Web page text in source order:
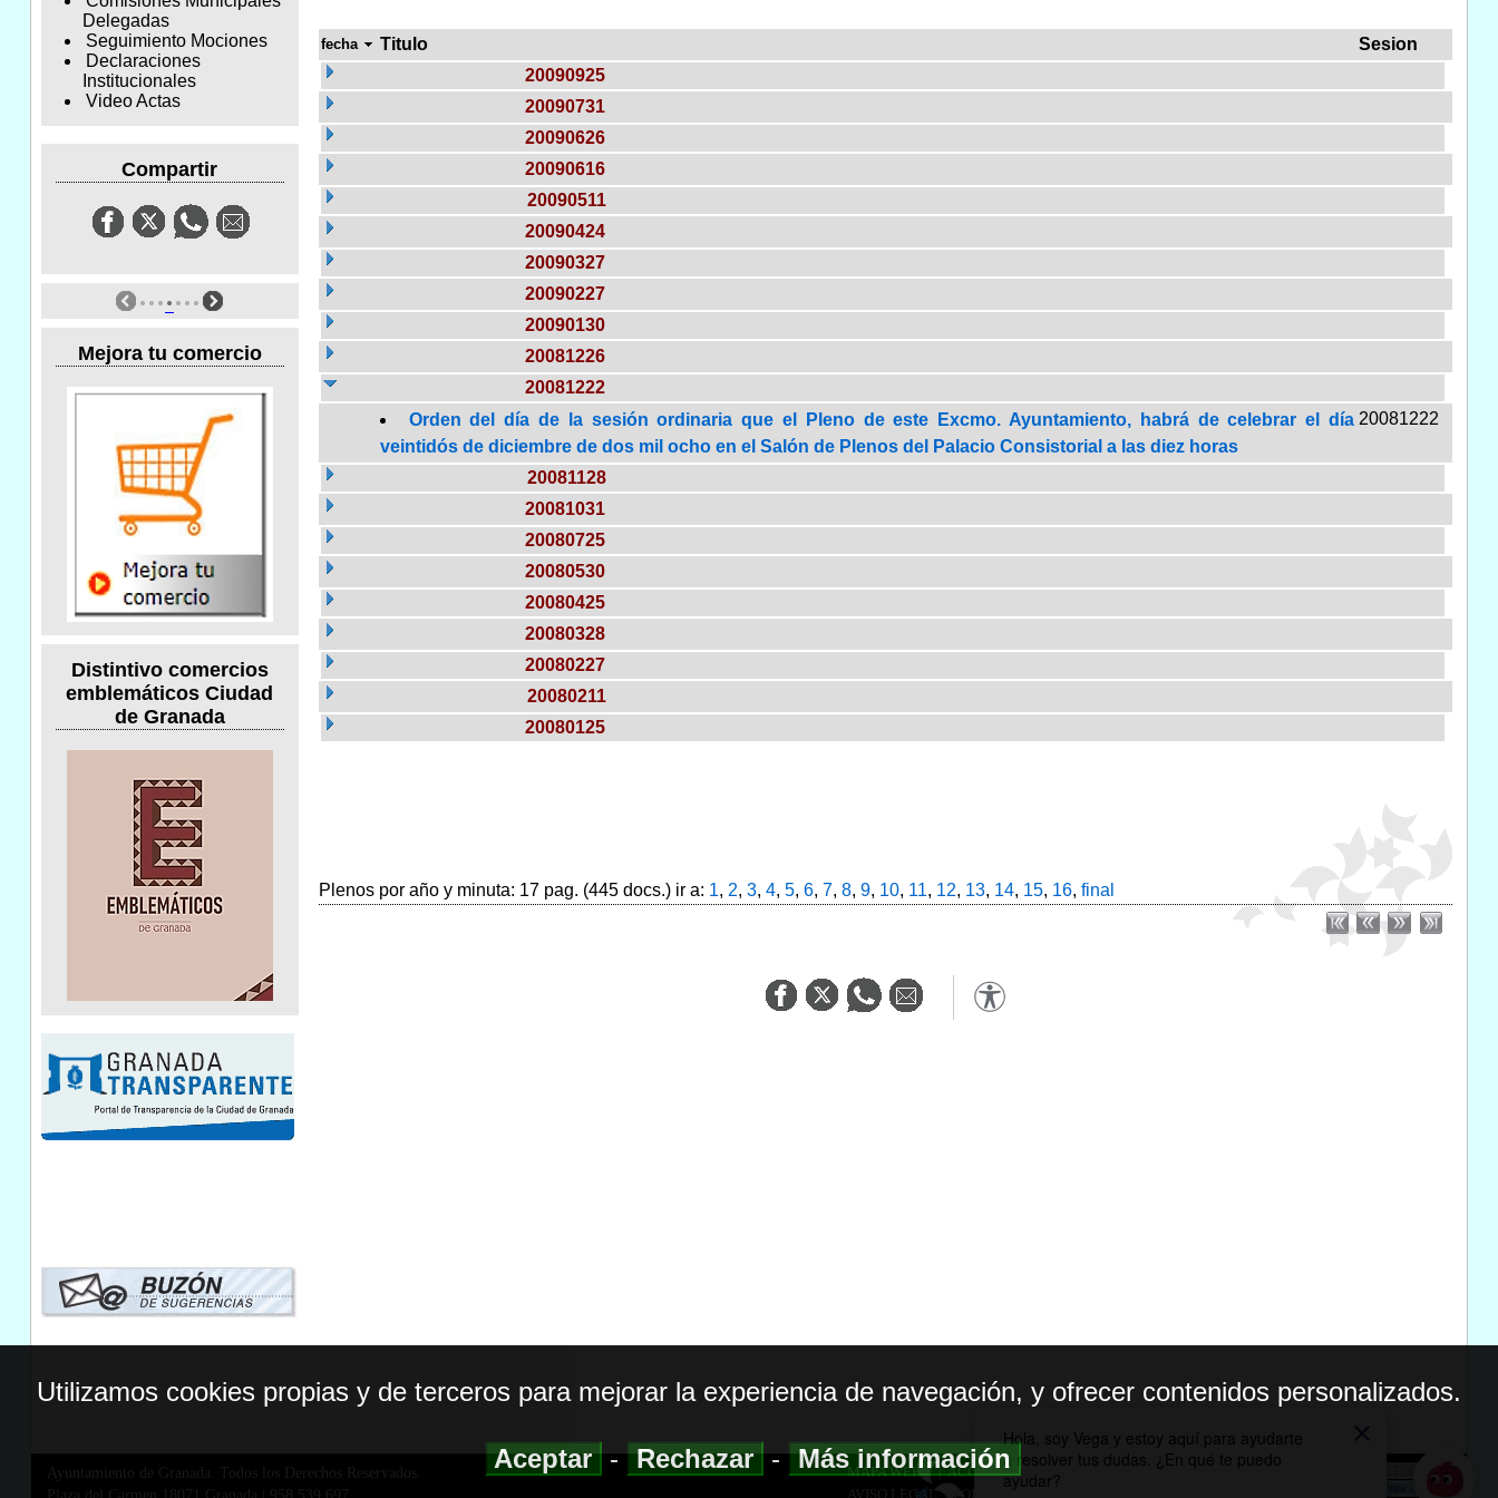
Delegadas
Seguimiento Mociones
Declaraciones
Institucionales
Video Actas
Compartir
Mejora tu comercio
Distintivo comercios
emblemáticos Ciudad
de Granada
fecha Titulo
Sesion
20090925
20090731
20090626
20090616
20090511
20090424
20090327
20090227
20090130
20081226
20081222
Orden del día de la sesión ordinaria que el Pleno de este Excmo. Ayuntamiento, habrá de celebrar el día
veintidós de diciembre de dos mil ocho en el Salón de Plenos del Palacio Consistorial a las diez horas
20081222
20081128
20081031
20080725
20080530
20080425
20080328
20080227
20080211
20080125
Plenos por año y minuta: 17 pag. (445 docs.) ir a: 1, 2, 3, 4, 5, 6, 7, 8, 9, 10, 11, 12, 13, 14, 15, 16, final
Ayuntamiento de Granada. Todos los Derechos Reservados.
MAPA WEB|ACCESIBILIDAD
AVISO LEGAL| POLITICA DE PRIVACIDAD
Utilizamos cookies propias y de terceros para mejorar la experiencia de navegación, y ofrecer contenidos personalizados.
Aceptar-Rechazar-Más información